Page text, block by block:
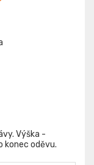
Výška -
konec oděvu.